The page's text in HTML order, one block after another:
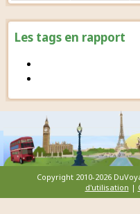
Les tags en rapport
Copyright 2010-2026
d'utilisation |